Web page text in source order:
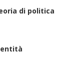
di politica